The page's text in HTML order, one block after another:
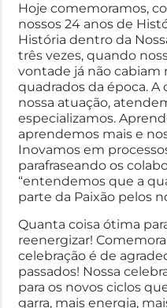
Hoje comemoramos,
nossos 24 anos de
História dentro da
três vezes, quando
vontade já não cabiam
quadrados da época. A
nossa atuação,
especializamos.
aprendemos mais e
Inovamos em
parafraseando os
“entendemos que a
parte da Paixão pelos
Quanta coisa ótima
reenergizar!
celebração é de
passados! Nossa
para os novos ciclos
garra, mais energia,